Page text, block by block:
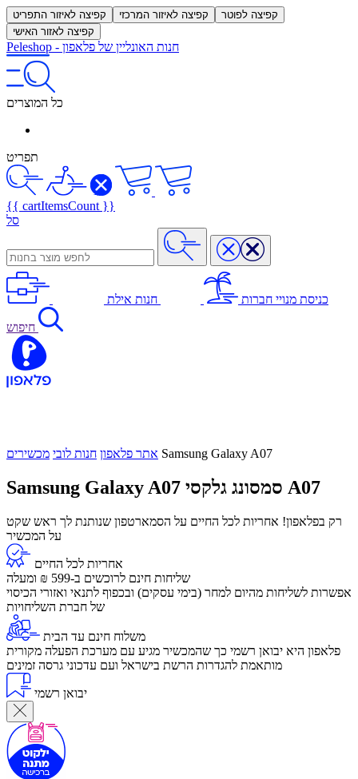
קפיצה לאיזור התפריט קפיצה לאיזור המרכזי
קפיצה לפוטר
קפיצה לאזור האישי
Peleshop - חנות האונליין של פלאפון
כל המוצרים
תפריט
{{ cartItemsCount }}
סל
כניסת מנויי חברות חנות אילת
חיפוש
אתר פלאפון חנות לובי מכשירים Samsung Galaxy A07
Samsung Galaxy A07 סמסונג גלקסי A07
רק בפלאפון! אחריות לכל החיים על הסמארטפון שנותנת לך ראש שקט
על המכשיר
אחריות לכל החיים
שליחות חינם לרוכשים ב-599 ₪ ומעלה
​אפשרות לשליחות מהיום למחר (בימי עסקים) ובכפוף לתנאי ואזורי הכיסוי
של חברת השליחויות
משלוח חינם עד הבית
פלאפון היא יבואן רשמי כך שהמכשיר מגיע עם מערכת הפעלה מקורית
מותאמת להגדרות הרשת בישראל ועם עדכוני גרסה זמינים
יבואן רשמי